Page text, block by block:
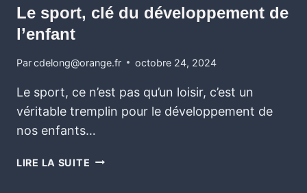
Le sport, clé du développement de
l’enfant
Parcdelong@orange.fr octobre 24, 2024
Le sport, ce n’est pas qu’un loisir, c’est un
véritable tremplin pour le développement de
nos enfants…
LIRE LA SUITE